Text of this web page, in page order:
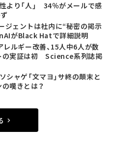
より「人」 34％がメールで感
ジェントは社内に“秘密の掲示
がBlack Hatで詳細説明
レルギー改善、15人中6人が数
実証は初 Science系列誌掲
ャゲ「文マヨ」サ終の顛末と
嘆きとは？